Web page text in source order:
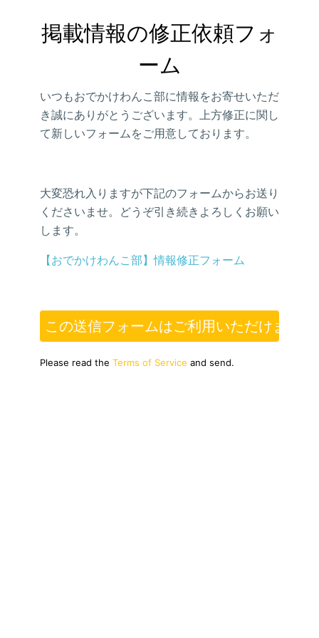
掲載情報の修正依頼フォ
ーム
いつもおでかけわんこ部に情報をお寄せいただ
き誠にありがとうございます。上方修正に関し
て新しいフォームをご用意しております。
大変恐れ入りますが下記のフォームからお送り
くださいませ。どうぞ引き続きよろしくお願い
します。
【おでかけわんこ部】情報修正フォーム
この送信フォームはご利用いただけません
Please read the Terms of Service and send.